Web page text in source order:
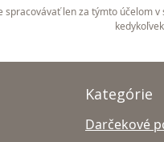
spracovávať len za týmto účelom
Kategórie
Darčekové